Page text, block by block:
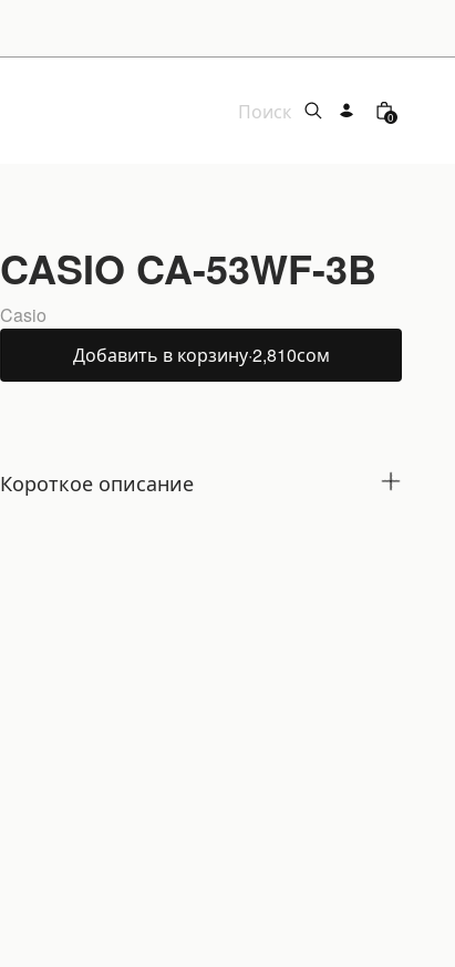
0
CASIO CA-53WF-3B
Casio
Добавить в корзину·2,810сом
Короткое описание